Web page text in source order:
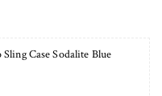
Case Sodalite Blue